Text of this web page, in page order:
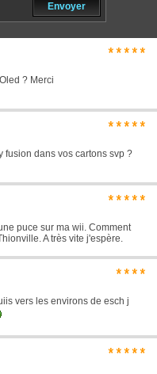
Envoyer
*****
? Merci
*****
fusion dans vos cartons svp ?
*****
puce sur ma wii. Comment
A très vite j'espère.
****
vers les environs de esch j
*****